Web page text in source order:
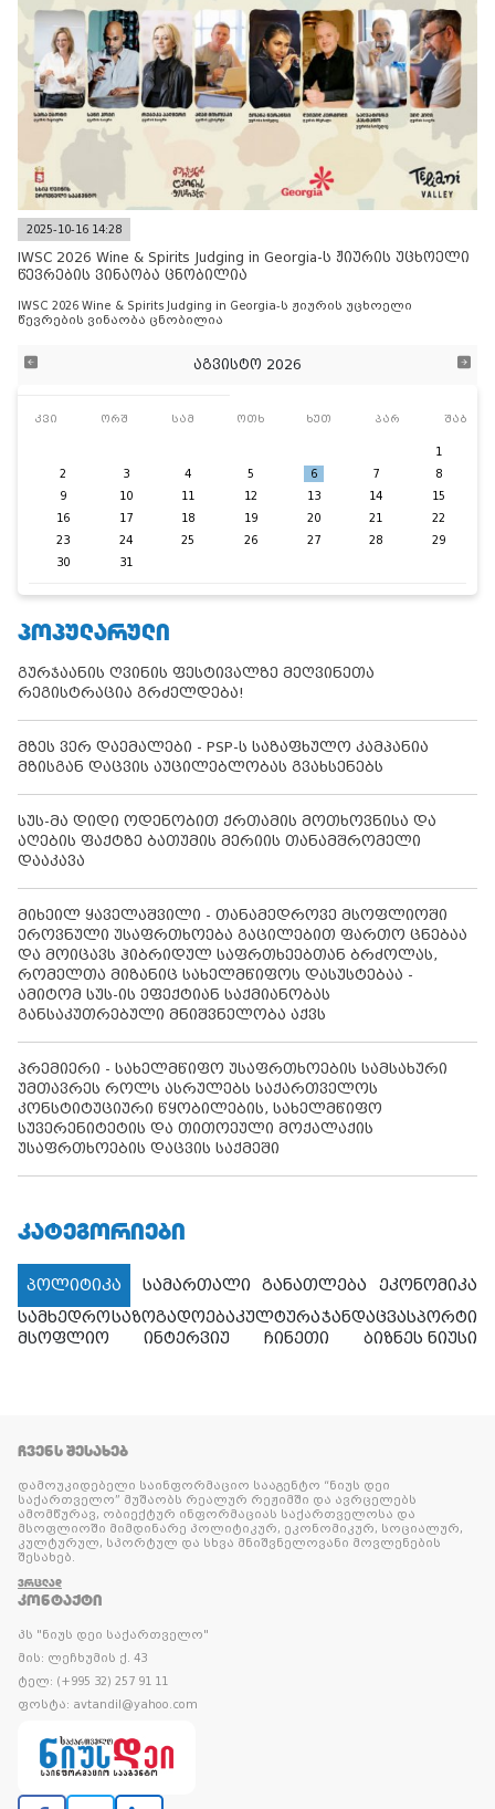
2025-10-16 14:28
IWSC 2026 Wine & Spirits Judging in Georgia-ს ჟიურის უცხოელი
წევრების ვინაობა ცნობილია
IWSC 2026 Wine & Spirits Judging in Georgia-ს ჟიურის უცხოელი
წევრების ვინაობა ცნობილია
აგვისტო 2026
კვი ორშ სამ ოთხ ხუთ პარ შაბ
1
2
3 4 5 6 7
8
9
10 11 12 13 14
15
16
17 18 19 20 21
22
23
24 25 26 27 28
29
30
31
ᲞᲝᲞᲣᲚᲐᲠᲣᲚᲘ
გურჯაანის ღვინის ფესტივალზე მეღვინეთა
რეგისტრაცია გრძელდება!
მზეს ვერ დაემალები - PSP-ს საზაფხულო კამპანია
მზისგან დაცვის აუცილებლობას გვახსენებს
სუს-მა დიდი ოდენობით ქრთამის მოთხოვნისა და
აღების ფაქტზე ბათუმის მერიის თანამშრომელი
დააკავა
მიხეილ ყაველაშვილი - თანამედროვე მსოფლიოში
ეროვნული უსაფრთხოება გაცილებით ფართო ცნებაა
და მოიცავს ჰიბრიდულ საფრთხეებთან ბრძოლას,
რომელთა მიზანიც სახელმწიფოს დასუსტებაა -
ამიტომ სუს-ის ეფექტიან საქმიანობას
განსაკუთრებული მნიშვნელობა აქვს
პრემიერი - სახელმწიფო უსაფრთხოების სამსახური
უმთავრეს როლს ასრულებს საქართველოს
კონსტიტუციური წყობილების, სახელმწიფო
სუვერენიტეტის და თითოეული მოქალაქის
უსაფრთხოების დაცვის საქმეში
ᲙᲐᲢᲔᲒᲝᲠᲘᲔᲑᲘ
პოლიტიკა სამართალი განათლება
ეკონომიკა
სამხედროსაზოგადოებაკულტურაჯანდაცვასპორტი
მსოფლიო
ინტერვიუ ჩინეთი ბიზნეს ნიუსი
ᲩᲕᲔᲜᲡ ᲨᲔᲡᲐᲮᲔᲑ
დამოუკიდებელი საინფორმაციო სააგენტო “ნიუს დეი
საქართველო” მუშაობს რეალურ რეჟიმში და ავრცელებს
ამომწურავ, ობიექტურ ინფორმაციას საქართველოსა და
მსოფლიოში მიმდინარე პოლიტიკურ, ეკონომიკურ, სოციალურ,
კულტურულ, სპორტულ და სხვა მნიშვნელოვანი მოვლენების
შესახებ.
ᲕᲠᲪᲚᲐᲓ
ᲙᲝᲜᲢᲐᲥᲢᲘ
პს "ნიუს დეი საქართველო"
მის: ლეჩხუმის ქ. 43
ტელ: (+995 32) 257 91 11
ფოსტა: avtandil@yahoo.com